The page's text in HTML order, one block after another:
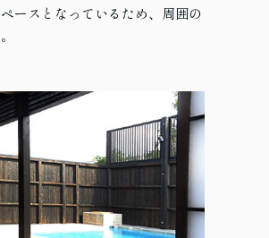
ースとなっているため、周囲の